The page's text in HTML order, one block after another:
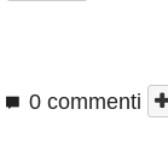
0 commenti